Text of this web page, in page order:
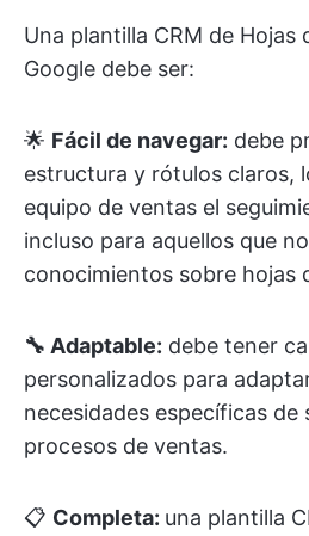
Una plantilla CRM de Hojas
Google debe ser:
🌟 Fácil de navegar: debe
estructura y rótulos claros,
equipo de ventas el
incluso para aquellos que
conocimientos sobre hojas
🔧 Adaptable: debe tener
personalizados para
necesidades específicas de
procesos de ventas.
📋 Completa: una plantilla